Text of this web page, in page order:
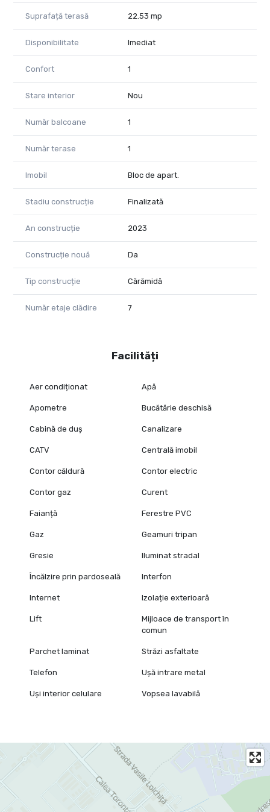
Suprafață terasă 22.53 mp
Disponibilitate Imediat
Confort 1
Stare interior Nou
Număr balcoane 1
Număr terase 1
Imobil Bloc de apart.
Stadiu construcție Finalizată
An construcție 2023
Construcție nouă Da
Tip construcție Cărămidă
Număr etaje clădire 7
Facilități
Aer condiționat Apă
Apometre Bucătărie deschisă
Cabină de duș Canalizare
CATV Centrală imobil
Contor căldură Contor electric
Contor gaz Curent
Faianță Ferestre PVC
Gaz Geamuri tripan
Gresie Iluminat stradal
Încălzire prin pardoseală Interfon
Internet Izolație exterioară
Lift
Mijloace de transport în
comun
Parchet laminat Străzi asfaltate
Telefon Ușă intrare metal
Uși interior celulare Vopsea lavabilă